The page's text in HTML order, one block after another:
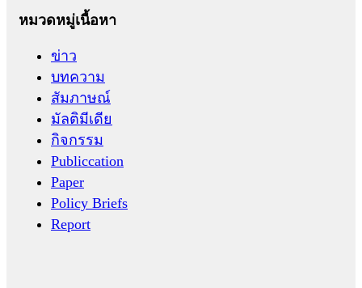
หมวดหมู่เนื้อหา
ข่าว
บทความ
สัมภาษณ์
มัลติมีเดีย
กิจกรรม
Publiccation
Paper
Policy Briefs
Report